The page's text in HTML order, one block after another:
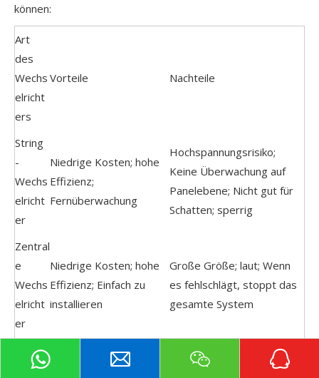
können:
Art
des
Wechs
elricht
ers
Vorteile Nachteile
String
-
Wechs
elricht
er
Niedrige Kosten; hohe
Effizienz;
Fernüberwachung
Hochspannungsrisiko;
Keine Überwachung auf
Panelebene; Nicht gut für
Schatten; sperrig
Zentral
e
Wechs
elricht
er
Niedrige Kosten; hohe
Effizienz; Einfach zu
installieren
Große Größe; laut; Wenn
es fehlschlägt, stoppt das
gesamte System
Mikroin
Großartig für Schatten;
niedrigere Spannung;